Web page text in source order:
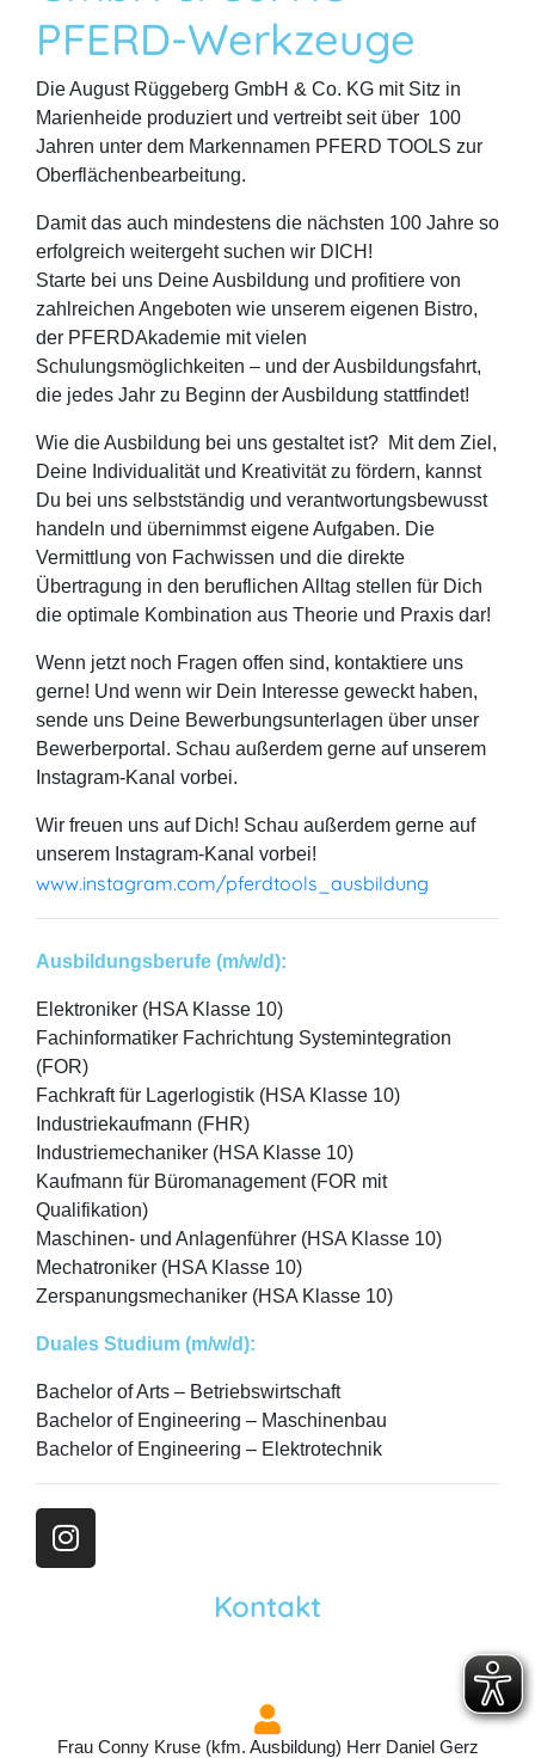
PFERD-Werkzeuge
Die August Rüggeberg GmbH & Co. KG mit Sitz in
Marienheide produziert und vertreibt seit über 100
Jahren unter dem Markennamen PFERD TOOLS zur
Oberflächenbearbeitung.
Damit das auch mindestens die nächsten 100 Jahre so
erfolgreich weitergeht suchen wir DICH!
Starte bei uns Deine Ausbildung und profitiere von
zahlreichen Angeboten wie unserem eigenen Bistro,
der PFERDAkademie mit vielen
Schulungsmöglichkeiten – und der Ausbildungsfahrt,
die jedes Jahr zu Beginn der Ausbildung stattfindet!
Wie die Ausbildung bei uns gestaltet ist? Mit dem Ziel,
Deine Individualität und Kreativität zu fördern, kannst
Du bei uns selbstständig und verantwortungsbewusst
handeln und übernimmst eigene Aufgaben. Die
Vermittlung von Fachwissen und die direkte
Übertragung in den beruflichen Alltag stellen für Dich
die optimale Kombination aus Theorie und Praxis dar!
Wenn jetzt noch Fragen offen sind, kontaktiere uns
gerne! Und wenn wir Dein Interesse geweckt haben,
sende uns Deine Bewerbungsunterlagen über unser
Bewerberportal. Schau außerdem gerne auf unserem
Instagram-Kanal vorbei.
Wir freuen uns auf Dich! Schau außerdem gerne auf
unserem Instagram-Kanal vorbei!
www.instagram.com/pferdtools_ausbildung
Ausbildungsberufe (m/w/d):
Elektroniker (HSA Klasse 10)
Fachinformatiker Fachrichtung Systemintegration
(FOR)
Fachkraft für Lagerlogistik (HSA Klasse 10)
Industriekaufmann (FHR)
Industriemechaniker (HSA Klasse 10)
Kaufmann für Büromanagement (FOR mit
Qualifikation)
Maschinen- und Anlagenführer (HSA Klasse 10)
Mechatroniker (HSA Klasse 10)
Zerspanungsmechaniker (HSA Klasse 10)
Duales Studium (m/w/d):
Bachelor of Arts – Betriebswirtschaft
Bachelor of Engineering – Maschinenbau
Bachelor of Engineering – Elektrotechnik
Kontakt
Frau Conny Kruse (kfm. Ausbildung) Herr Daniel Gerz